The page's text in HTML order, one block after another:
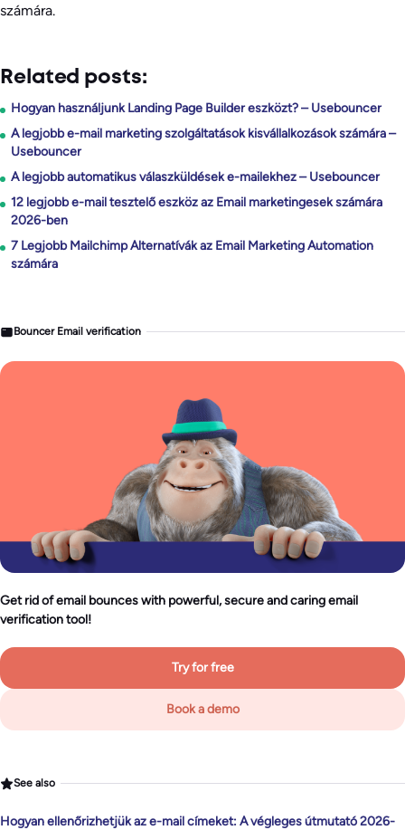
számára.
Related posts:
Hogyan használjunk Landing Page Builder eszközt? – Usebouncer
A legjobb e-mail marketing szolgáltatások kisvállalkozások számára –
Usebouncer
A legjobb automatikus válaszküldések e-mailekhez – Usebouncer
12 legjobb e-mail tesztelő eszköz az Email marketingesek számára
2026-ben
7 Legjobb Mailchimp Alternatívák az Email Marketing Automation
számára
Bouncer Email verification
Get rid of email bounces with powerful, secure and caring email
verification tool!
Try for free
Book a demo
See also
Hogyan ellenőrizhetjük az e-mail címeket: A végleges útmutató 2026-